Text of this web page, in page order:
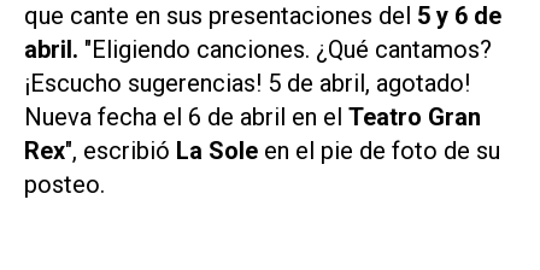
que cante en sus presentaciones del 5 y 6 de
abril. "Eligiendo canciones. ¿Qué cantamos?
¡Escucho sugerencias! 5 de abril, agotado!
Nueva fecha el 6 de abril en el Teatro Gran
Rex", escribió La Sole en el pie de foto de su
posteo.